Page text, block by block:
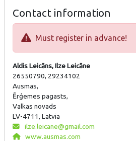
Contact information
Must register in advance!
Aldis Leicāns, Ilze Leicāne
26550790, 29234102
Ausmas,
Ērģemes pagasts,
Valkas novads
LV-4711, Latvia
ilze.leicane@gmail.com
www.ausmas.com